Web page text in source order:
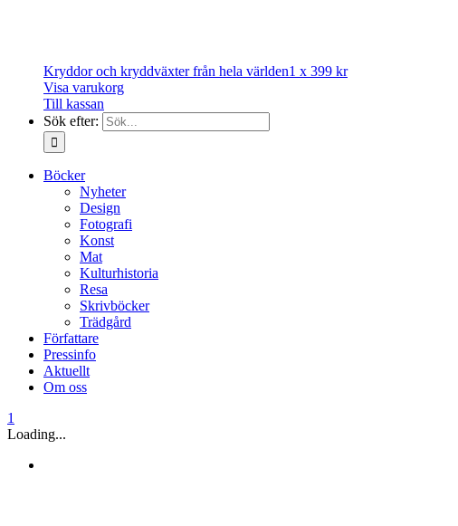
Kryddor och kryddväxter från hela världen1 x 399 kr
Visa varukorg
Till kassan
Sök efter:
Böcker
Nyheter
Design
Fotografi
Konst
Mat
Kulturhistoria
Resa
Skrivböcker
Trädgård
Författare
Pressinfo
Aktuellt
Om oss
1
Loading...